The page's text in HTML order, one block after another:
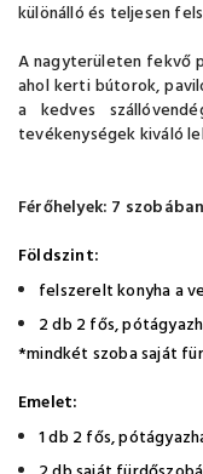
különálló és teljesen
A nagyterületen fekvő
ahol kerti bútorok,
a kedves
tevékenységek kiváló
Férőhelyek: 7
Földszint:
felszerelt konyha a
2 db 2 fős,
*mindkét szoba saját
Emelet:
1 db 2 fős,